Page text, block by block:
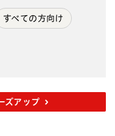
すべての方向け
ズアップ